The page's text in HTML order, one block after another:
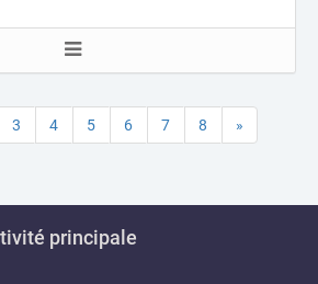
3 4 5 6 7 8 »
principale